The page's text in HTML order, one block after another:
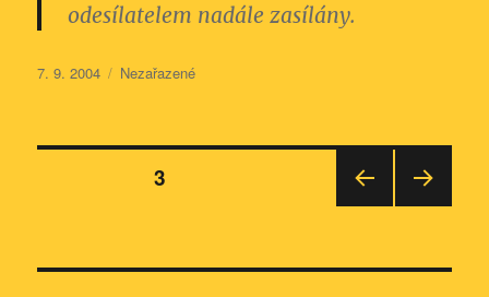
odesílatelem nadále zasílány.
Publikováno:
7. 9. 2004 Rubriky:
Nezařazené
Stránkování
STRÁ
STRÁNKA:3
NKA